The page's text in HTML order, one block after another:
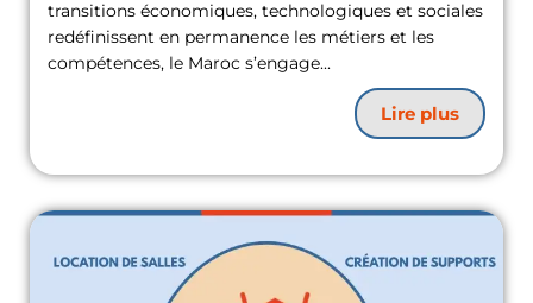
transitions économiques, technologiques et sociales
redéfinissent en permanence les métiers et les
compétences, le Maroc s’engage...
Lire plus